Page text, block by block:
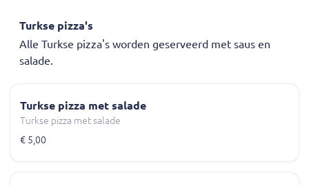
Turkse pizza's
Alle Turkse pizza's worden geserveerd met saus en
salade.
Turkse pizza met salade
Turkse pizza met salade
€ 5,00